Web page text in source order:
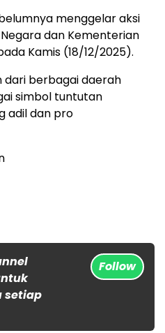
menggelar aksi
dan Kementerian
Kamis (18/12/2025).
dari berbagai daerah
simbol tuntutan
adil dan pro
setiap
Follow